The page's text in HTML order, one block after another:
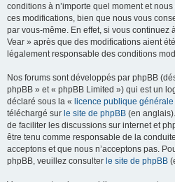
conditions à n’importe quel moment et
ces modifications, bien que nous vous
par vous-même. En effet, si vous continuez
Vear » après que des modifications aient
légalement responsable des conditions
Nos forums sont développés par phpBB
phpBB » et « phpBB Limited ») qui est un
déclaré sous la « licence publique
téléchargé sur le site de phpBB (en
de faciliter les discussions sur internet et
être tenu comme responsable de la
acceptons et que nous n’acceptons pas.
phpBB, veuillez consulter le site de phpBB